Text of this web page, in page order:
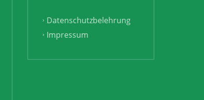
Datenschutzbelehrung
Impressum